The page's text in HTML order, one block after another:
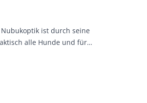
Nubukoptik ist durch seine
alle Hunde und für